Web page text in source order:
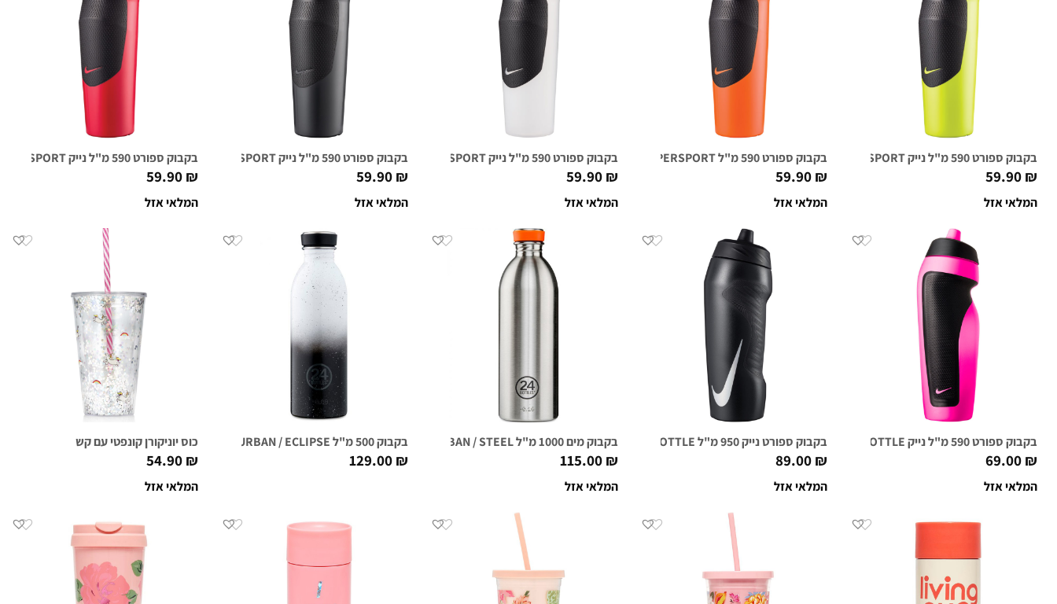
בקבוק ספורט 590 מ"ל נייק NIKE HYPERSPORT ירוק אטומי
59.90 ₪
המלאי אזל
בקבוק ספורט 590 מ"ל NIKE HYPERSPORT כתום מנגו
59.90 ₪
המלאי אזל
בקבוק ספורט 590 מ"ל נייק NIKE HYPERSPORT שקוף
59.90 ₪
המלאי אזל
בקבוק ספורט 590 מ"ל נייק NIKE HYPERSPORT שחור/אפור כהה
59.90 ₪
המלאי אזל
בקבוק ספורט 590 מ"ל נייק NIKE HYPERSPORT אדום
59.90 ₪
המלאי אזל
בקבוק ספורט 590 מ"ל נייק NIKE WATER BOTTLE ורוד/שחור
69.00 ₪
המלאי אזל
בקבוק ספורט נייק 950 מ"ל HYPERFUEL WATER BOTTLE שחור/לוגו מטלי
89.00 ₪
המלאי אזל
בקבוק מים 1000 מ"ל URBAN / STEEL
115.00 ₪
המלאי אזל
בקבוק 500 מ"ל URBAN / ECLIPSE
129.00 ₪
כוס יוניקורן קונפטי עם קש
54.90 ₪
המלאי אזל